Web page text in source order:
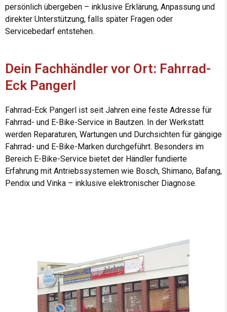
persönlich übergeben – inklusive Erklärung, Anpassung und
direkter Unterstützung, falls später Fragen oder
Servicebedarf entstehen.
Dein Fachhändler vor Ort: Fahrrad-
Eck Pangerl
Fahrrad-Eck Pangerl ist seit Jahren eine feste Adresse für
Fahrrad- und E-Bike-Service in Bautzen. In der Werkstatt
werden Reparaturen, Wartungen und Durchsichten für gängige
Fahrrad- und E-Bike-Marken durchgeführt. Besonders im
Bereich E-Bike-Service bietet der Händler fundierte
Erfahrung mit Antriebssystemen wie Bosch, Shimano, Bafang,
Pendix und Vinka – inklusive elektronischer Diagnose.